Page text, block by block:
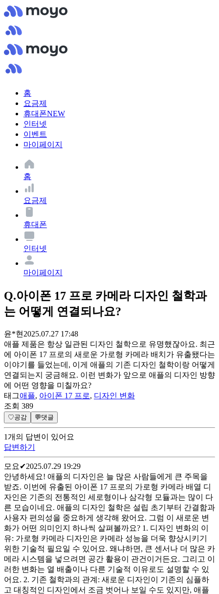
홈
요금제
휴대폰NEW
인터넷
이벤트
마이페이지
홈
요금제
휴대폰
인터넷
마이페이지
Q.아이폰 17 프로 카메라 디자인 철학과
는 어떻게 연결되나요?
윤*현 2025.07.27 17:48
애플 제품은 항상 일관된 디자인 철학으로 유명했잖아요. 최근
에 아이폰 17 프로의 새로운 가로형 카메라 배치가 유출됐다는
이야기를 들었는데, 이게 애플의 기존 디자인 철학이랑 어떻게
연결되는지 궁금해요. 이런 변화가 앞으로 애플의 디자인 방향
에 어떤 영향을 미칠까요?
태그애플, 아이폰 17 프로, 디자인 변화
조회 389
♡공감 💬댓글
1개 의 답변이 있어요
답변하기
모요 ✔2025.07.29 19:29
안녕하세요! 애플의 디자인은 늘 많은 사람들에게 큰 주목을
받죠. 이번에 유출된 아이폰 17 프로의 가로형 카메라 배열 디
자인은 기존의 전통적인 세로형이나 삼각형 모듈과는 많이 다
른 모습이네요. 애플의 디자인 철학은 설립 초기부터 간결함과
사용자 편의성을 중요하게 생각해 왔어요. 그럼 이 새로운 변
화가 어떤 의미인지 하나씩 살펴볼까요? 1. 디자인 변화의 이
유: 가로형 카메라 디자인은 카메라 성능을 더욱 향상시키기
위한 기술적 필요일 수 있어요. 왜냐하면, 큰 센서나 더 많은 카
메라 시스템을 넣으려면 공간 활용이 관건이거든요. 그리고 이
러한 변화는 열 배출이나 다른 기술적 이유로도 설명할 수 있
어요. 2. 기존 철학과의 관계: 새로운 디자인이 기존의 심플하
고 대칭적인 디자인에서 조금 벗어나 보일 수도 있지만, 애플